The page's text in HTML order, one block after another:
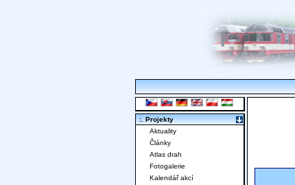
:. Projekty
Aktuality
Články
Atlas drah
Fotogalerie
Kalendář akcí